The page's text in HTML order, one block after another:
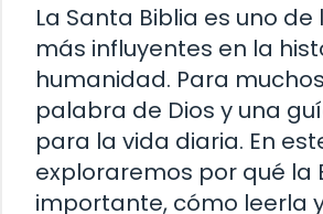
La Santa Biblia es uno de
más influyentes en la
humanidad. Para
palabra de Dios y una
para la vida diaria. En
exploraremos por qué la
importante, cómo leerla